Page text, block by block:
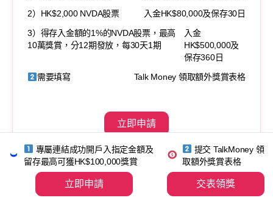
2）HK$2,000 NVDA股票
入金HK$80,000及保存30日
3）得存入金額的1%的NVDA股票，最高
10萬獎賞，分12期發放，每30天1期
入金
HK$500,000及
保存360日
需要填寫
Talk Money 領取額外獎賞表格
立即申請
專屬連結成功開戶入指定金額及
留存最高可獲HK$100,000獎賞
立即申請
提交 TalkMoney 領
取額外獎賞表格
交表領獎